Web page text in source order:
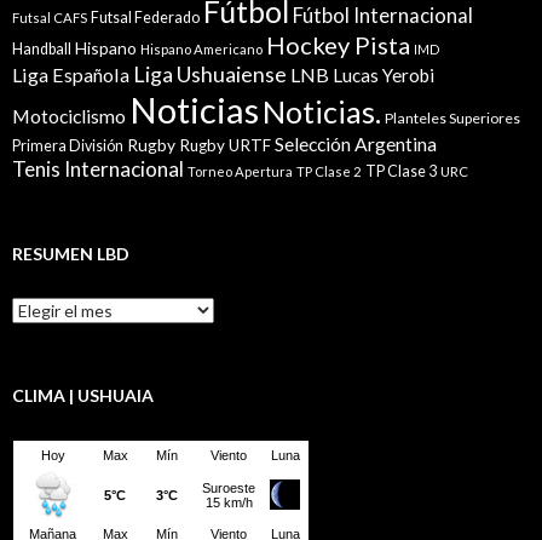
Futsal CAFS Futsal Federado Fútbol Fútbol Internacional
Handball Hispano Hispano Americano Hockey Pista IMD
Liga Española Liga Ushuaiense LNB Lucas Yerobi
Motociclismo Noticias Noticias. Planteles Superiores
Primera División Rugby Rugby URTFSelección Argentina
Tenis Internacional Torneo Apertura TP Clase 2 TP Clase 3 URC
RESUMEN LBD
Resumen
LBD
CLIMA | USHUAIA